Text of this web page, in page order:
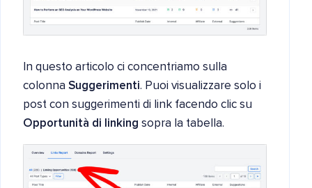
In questo articolo ci concentriamo sulla
colonna Suggerimenti. Puoi visualizzare solo i
post con suggerimenti di link facendo clic su
Opportunità di linking sopra la tabella.